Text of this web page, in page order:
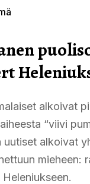
alkoivat
“viivi
uutiset alkoivat
mieheen: